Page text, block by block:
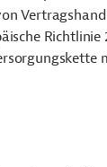
Richtlinie